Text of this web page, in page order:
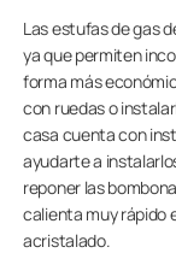
Las estufas de gas
ya que permiten
forma más
con ruedas o
casa cuenta con
ayudarte a
reponer las
calienta muy rápido
acristalado.